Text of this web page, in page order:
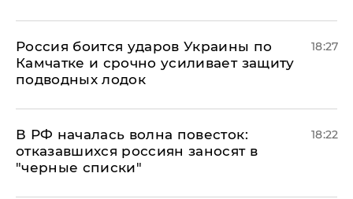
Россия боится ударов Украины по
Камчатке и срочно усиливает защиту
подводных лодок
18:27
​В РФ началась волна повесток:
отказавшихся россиян заносят в
"черные списки"
18:22